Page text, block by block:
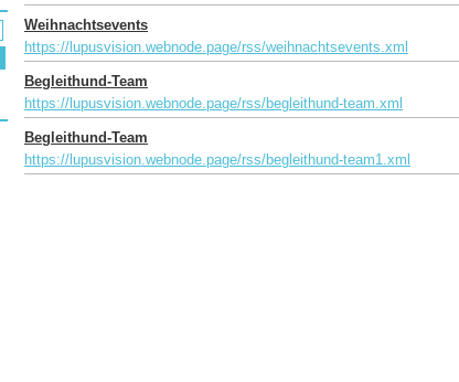
Weihnachtsevents
https://lupusvision.webnode.page/rss/weihnachtsevents.xml
Begleithund-Team
https://lupusvision.webnode.page/rss/begleithund-team.xml
Begleithund-Team
https://lupusvision.webnode.page/rss/begleithund-team1.xml